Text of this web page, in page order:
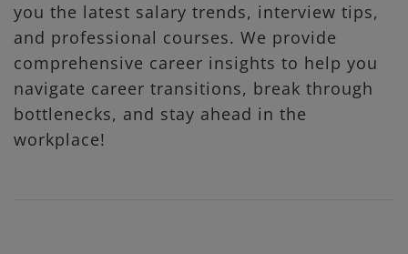
you the latest salary trends, interview tips,
and professional courses. We provide
comprehensive career insights to help you
navigate career transitions, break through
bottlenecks, and stay ahead in the
workplace!